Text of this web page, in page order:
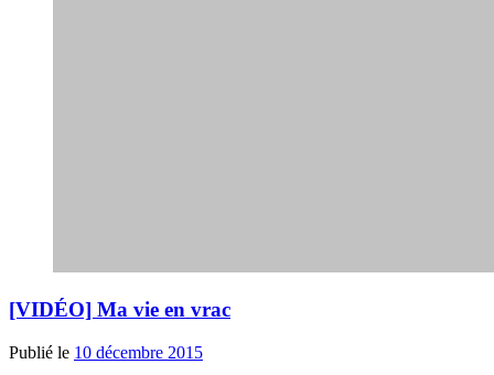
[VIDÉO] Ma vie en vrac
Publié le 10 décembre 2015